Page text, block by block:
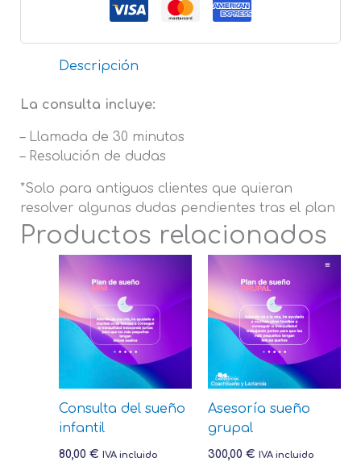
Descripción
La consulta incluye:
– Llamada de 30 minutos
– Resolución de dudas
*Solo para antiguos clientes que quieran
resolver algunas dudas pendientes tras el plan
Productos relacionados
Consulta del sueño
infantil
80,00 € IVA incluido
Asesoría sueño
grupal
300,00 € IVA incluido